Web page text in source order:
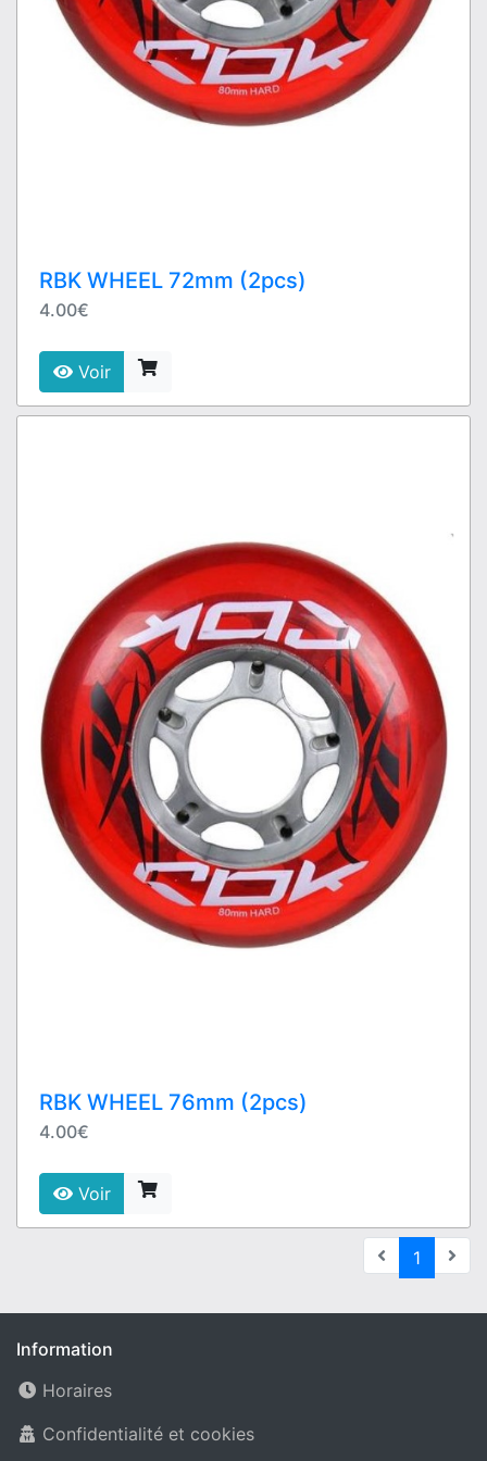
RBK WHEEL 72mm (2pcs)
4.00€
Voir
RBK WHEEL 76mm (2pcs)
4.00€
Voir
1
Information
Horaires
Confidentialité et cookies